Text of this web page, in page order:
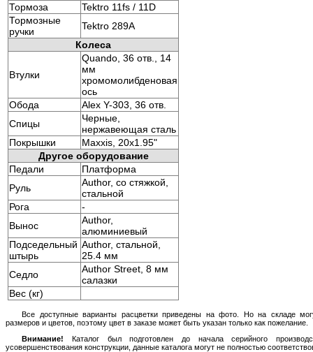
Тормоза
Tektro 11fs / 11D
Тормозные
ручки
Tektro 289A
Колеса
Втулки
Quando, 36 отв., 14
мм
хромомолибденовая
ось
Обода
Alex Y-303, 36 отв.
Спицы
Черные,
нержавеющая сталь
Покрышки
Maxxis, 20x1.95"
Другое оборудование
Педали
Платформа
Руль
Author, со стяжкой,
стальной
Рога
-
Вынос
Author,
алюминиевый
Подседельный
штырь
Author, стальной,
25.4 мм
Седло
Author Street, 8 мм
салазки
Вес (кг)
Все доступные варианты расцветки приведены на фото. Но на складе
размеров и цветов, поэтому цвет в заказе может быть указан только как пожелание.
Внимание!
Каталог был подготовлен до начала серийного
усовершенствования конструкции, данные каталога могут не полностью